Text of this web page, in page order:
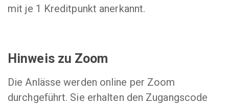
mit je 1 Kreditpunkt anerkannt.
Hinweis zu Zoom
Die Anlässe werden online per Zoom
durchgeführt. Sie erhalten den Zugangscode